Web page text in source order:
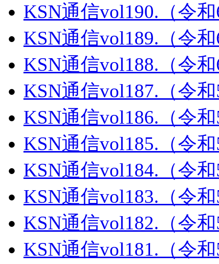
KSN通信vol190.（令
KSN通信vol189.（令
KSN通信vol188.（令
KSN通信vol187.（令
KSN通信vol186.（令
KSN通信vol185.（令
KSN通信vol184.（令
KSN通信vol183.（令
KSN通信vol182.（令
KSN通信vol181.（令